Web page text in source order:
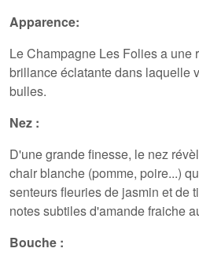
Apparence:
Le Champagne Les Folies a une
brillance éclatante dans laquelle
bulles.
Nez :
D'une grande finesse, le nez
chair blanche (pomme, poire...)
senteurs fleuries de jasmin et de
notes subtiles d'amande fraiche
Bouche :